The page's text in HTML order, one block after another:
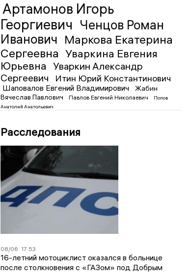
Артамонов Игорь
Георгиевич Ченцов Роман
Иванович Маркова Екатерина
Сергеевна Уваркина Евгения
Юрьевна
Уваркин Александр
Сергеевич
Итин Юрий Константинович
Шаповалов Евгений Владимирович
Жабин
Вячеслав Павлович
Павлов Евгений Николаевич
Попов
Анатолий Анатольевич
Расследования
08/06 17:53
16-летний мотоциклист оказался в больнице
после столкновения с «ГАЗом» под Добрым